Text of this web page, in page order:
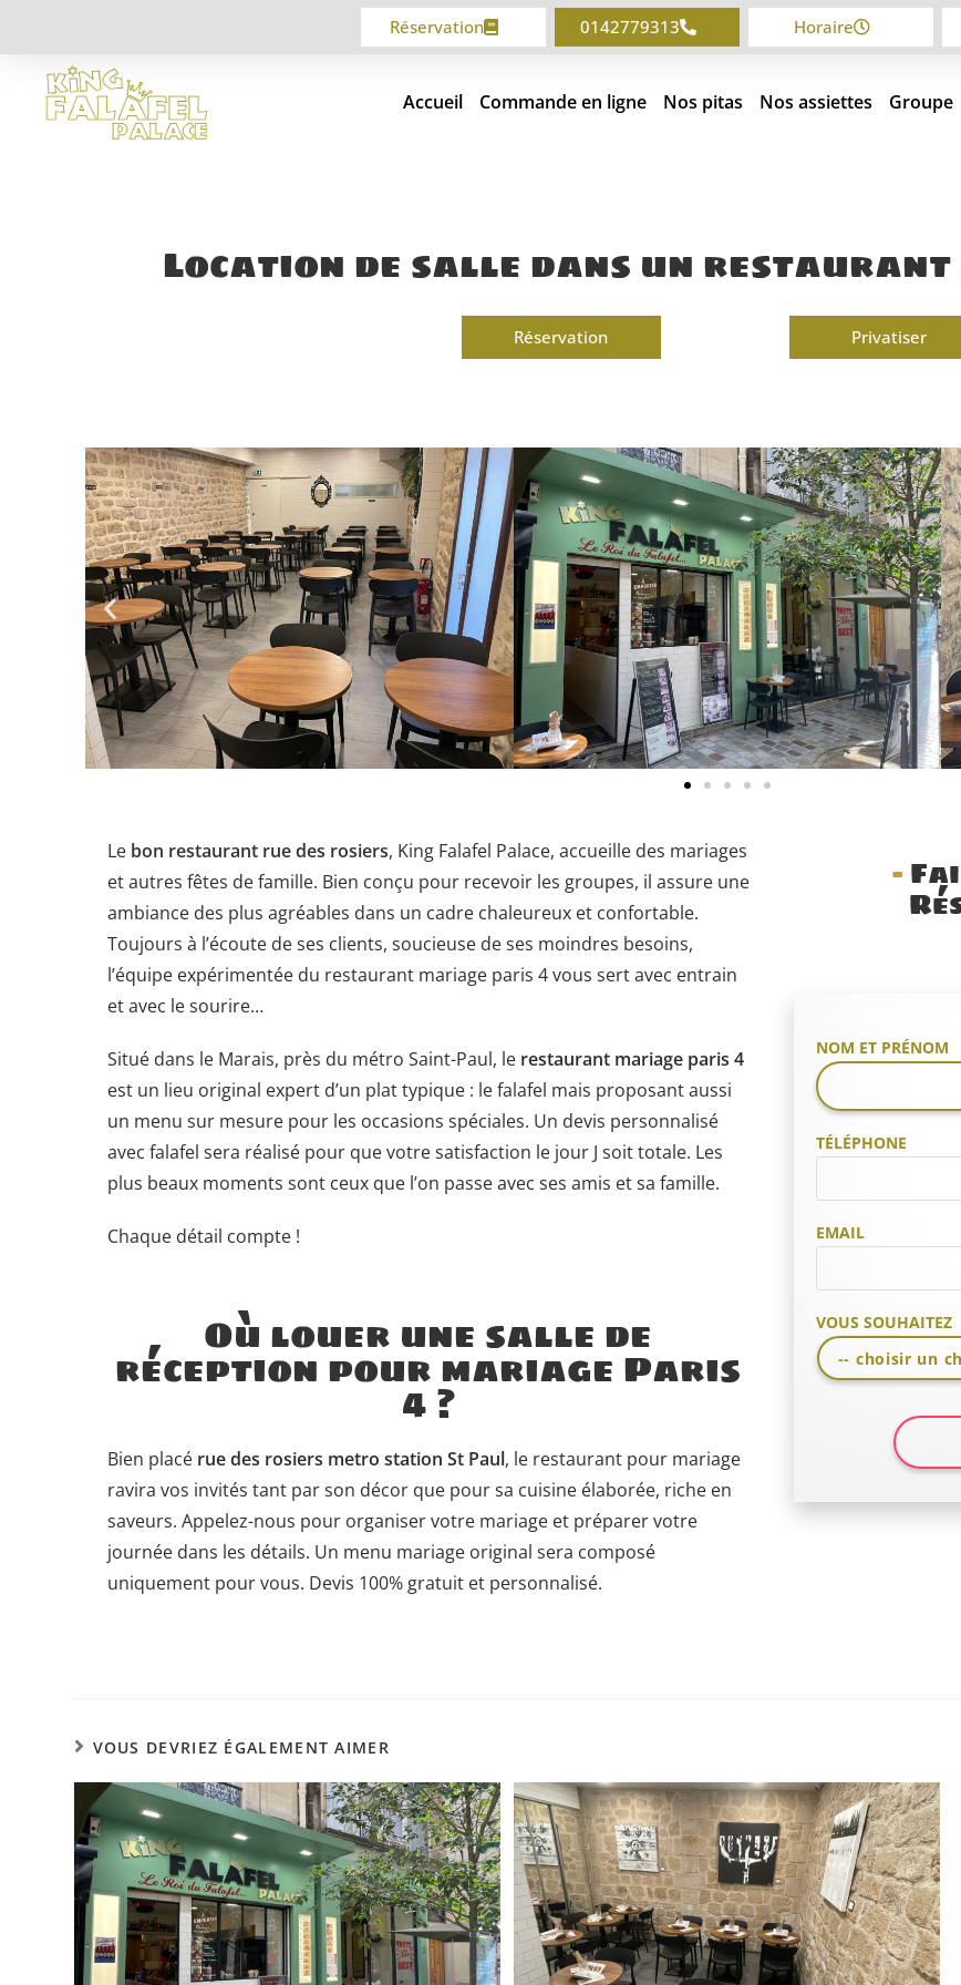
Réservation 0142779313 Horaire
Accueil Commande en ligne Nos pitas Nos assiettes Groupe
Location de salle dans un
Réservation Privatiser
Le bon restaurant rue des rosiers, King Falafel Palace, accueille des mariages
et autres fêtes de famille. Bien conçu pour recevoir les groupes, il assure une
ambiance des plus agréables dans un cadre chaleureux et confortable.
Toujours à l’écoute de ses clients, soucieuse de ses moindres besoins,
l’équipe expérimentée du restaurant mariage paris 4 vous sert avec entrain
et avec le sourire…
Situé dans le Marais, près du métro Saint-Paul, le restaurant mariage paris 4
est un lieu original expert d’un plat typique : le falafel mais proposant aussi
un menu sur mesure pour les occasions spéciales. Un devis personnalisé
avec falafel sera réalisé pour que votre satisfaction le jour J soit totale. Les
plus beaux moments sont ceux que l’on passe avec ses amis et sa famille.
Chaque détail compte !
Où louer une salle de
réception pour mariage Paris
4 ?
Bien placé rue des rosiers metro station St Paul, le restaurant pour mariage
ravira vos invités tant par son décor que pour sa cuisine élaborée, riche en
saveurs. Appelez-nous pour organiser votre mariage et préparer votre
journée dans les détails. Un menu mariage original sera composé
uniquement pour vous. Devis 100% gratuit et personnalisé.
-
NOM ET PRÉNOM
TÉLÉPHONE
EMAIL
VOUS SOUHAITEZ
VOUS DEVRIEZ ÉGALEMENT AIMER